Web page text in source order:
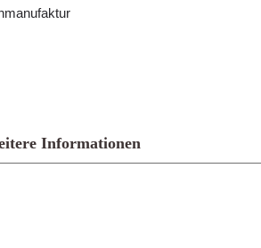
Informationen